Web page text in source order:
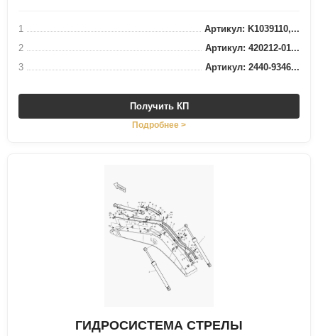
1
Артикул: K1039110,...
2
Артикул: 420212-01...
3
Артикул: 2440-9346...
Получить КП
Подробнее >
ГИДРОСИСТЕМА СТРЕЛЫ